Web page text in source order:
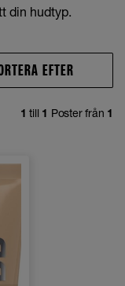
din hudtyp.
1 till 1 Poster från 1
EFTER